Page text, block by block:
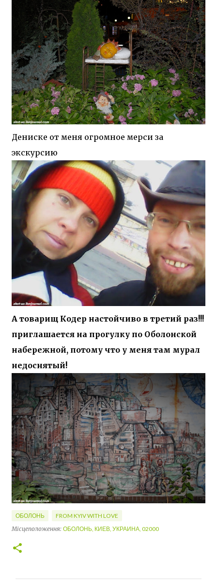
Дениске от меня огромное мерси за
экскурсию
А товарищ Кодер настойчиво в третий раз!!!
приглашается на прогулку по Оболонской
набережной, потому что у меня там мурал
недоснятый!
ОБОЛОНЬ
FROM KYIV WITH LOVE
Місцеположення: ОБОЛОНЬ, КИЕВ, УКРАИНА, 02000